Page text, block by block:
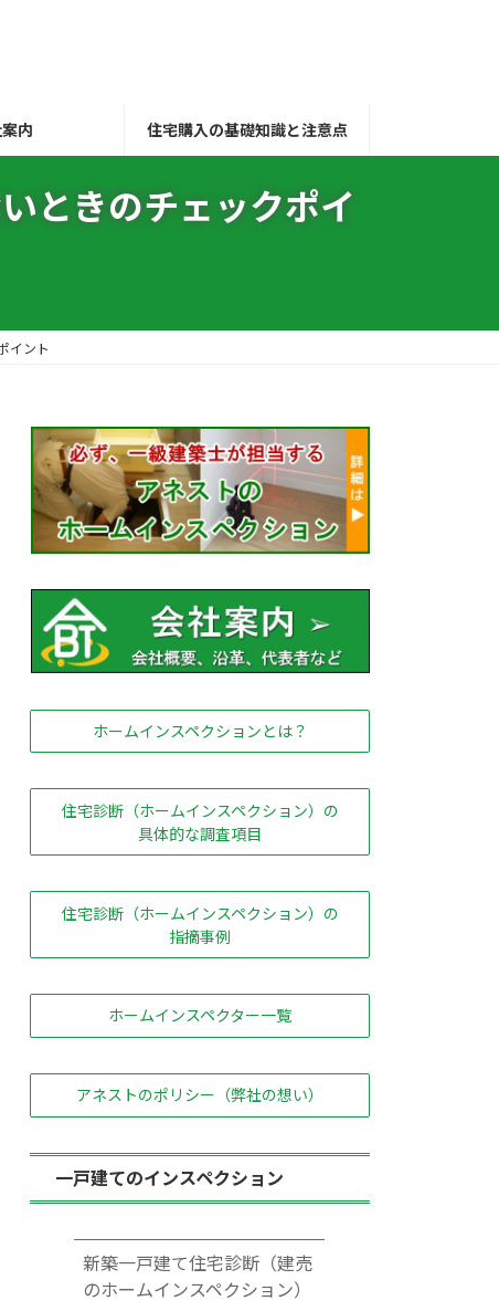
内 住宅購入の基礎知識と注意点
ときのチェックポイ
イント
ホームインスペクションとは？
住宅診断（ホームインスペクション）の
具体的な調査項目
住宅診断（ホームインスペクション）の
指摘事例
ホームインスペクター一覧
アネストのポリシー（弊社の想い）
一戸建てのインスペクション
新築一戸建て住宅診断（建売
のホームインスペクション）